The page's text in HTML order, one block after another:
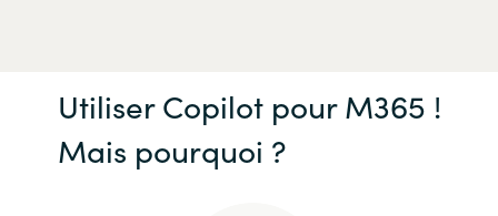
Utiliser Copilot pour M365 !
Mais pourquoi ?